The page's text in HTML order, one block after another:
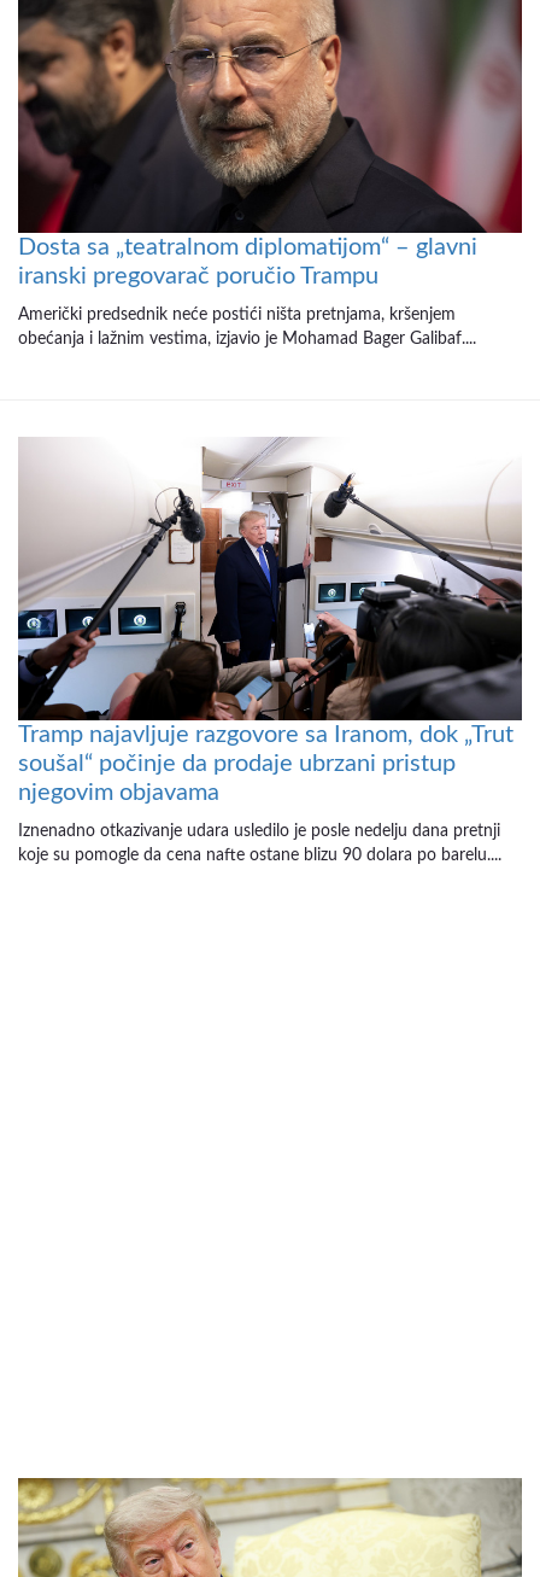
Dosta sa „teatralnom diplomatijom“ – glavni
iranski pregovarač poručio Trampu
Američki predsednik neće postići ništa pretnjama, kršenjem
obećanja i lažnim vestima, izjavio je Mohamad Bager Galibaf....
Tramp najavljuje razgovore sa Iranom, dok „Trut
soušal“ počinje da prodaje ubrzani pristup
njegovim objavama
Iznenadno otkazivanje udara usledilo je posle nedelju dana pretnji
koje su pomogle da cena nafte ostane blizu 90 dolara po barelu....